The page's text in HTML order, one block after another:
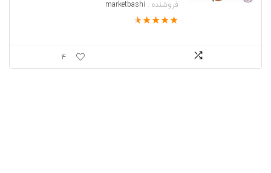
فروشنده : marketbashi
★
★
★
★
★
4